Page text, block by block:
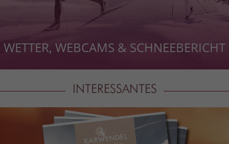
WETTER, WEBCAMS & SCHNEEBERICHT
INTERESSANTES